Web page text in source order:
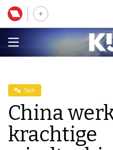
Tech
China
krachtige